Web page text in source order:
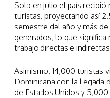
Solo en julio el país recibió
turistas, proyectando así
semestre del año y más
generados, lo que significa
trabajo directas e
Asimismo, 14,000 turistas
Dominicana con la llegada
de Estados Unidos y 5,000